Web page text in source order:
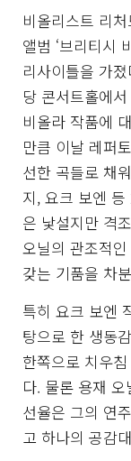
비올리스트 리
앨범 ‘브리티시
리사이틀을 가
당 콘서트홀에
비올라 작품에
만큼 이날 레퍼
선한 곡들로 채
지, 요크 보엔
은 낯설지만 격
오닐의 관조적
갖는 기품을 차
특히 요크 보엔
탕으로 한 생동
한쪽으로 치우
다. 물론 용재
선율은 그의 연
고 하나의 공감